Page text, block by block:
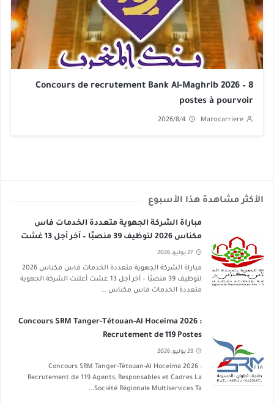
Concours de recrutement Bank Al-Maghrib 2026 – 8
postes à pourvoir
Marocarriere
2026/8/4
الأكثر مشاهدة هذا الأسبوع
مباراة الشركة الجهوية متعددة الخدمات فاس
مكناس 2026 لتوظيف 39 منصبًا – آخر أجل 13 غشت
2026
27 يوليو, 2026
مباراة الشركة الجهوية متعددة الخدمات فاس مكناس 2026
لتوظيف 39 منصبًا – آخر أجل 13 غشت أعلنت الشركة الجهوية
متعددة الخدمات فاس مكناس ...
Concours SRM Tanger-Tétouan-Al Hoceima 2026 :
Recrutement de 119 Postes
29 يوليو, 2026
Concours SRM Tanger-Tétouan-Al Hoceima 2026 :
Recrutement de 119 Agents, Responsables et Cadres La
Société Régionale Multiservices Ta...